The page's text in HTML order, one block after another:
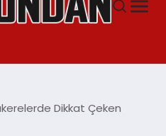
Dikkat Çeken